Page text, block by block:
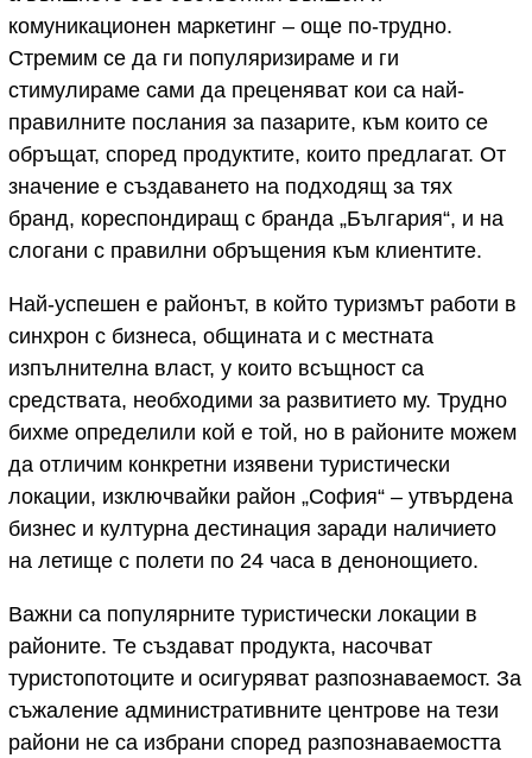
комуникационен маркетинг – още по-трудно.
Стремим се да ги популяризираме и ги
стимулираме сами да преценяват кои са най-
правилните послания за пазарите, към които се
обръщат, според продуктите, които предлагат. От
значение е създаването на подходящ за тях
бранд, кореспондиращ с бранда „България“, и на
слогани с правилни обръщения към клиентите.
Най-успешен е районът, в който туризмът работи в
синхрон с бизнеса, общината и с местната
изпълнителна власт, у които всъщност са
средствата, необходими за развитието му. Трудно
бихме определили кой е той, но в районите можем
да отличим конкретни изявени туристически
локации, изключвайки район „София“ – утвърдена
бизнес и културна дестинация заради наличието
на летище с полети по 24 часа в денонощието.
Важни са популярните туристически локации в
районите. Те създават продукта, насочват
туристопотоците и осигуряват разпознаваемост. За
съжаление административните центрове на тези
райони не са избрани според разпознаваемостта